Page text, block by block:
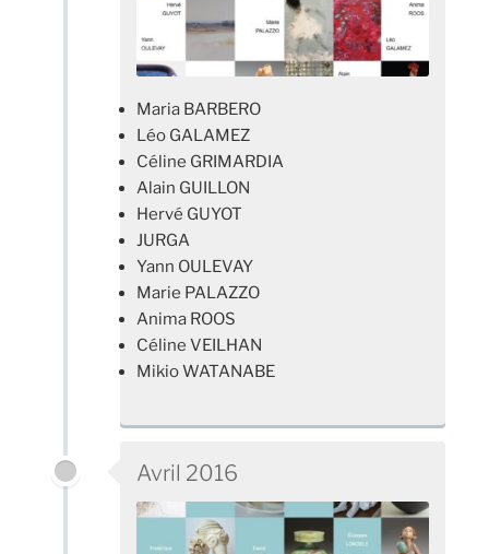
Maria BARBERO
Léo GALAMEZ
Céline GRIMARDIA
Alain GUILLON
Hervé GUYOT
JURGA
Yann OULEVAY
Marie PALAZZO
Anima ROOS
Céline VEILHAN
Mikio WATANABE
Avril 2016